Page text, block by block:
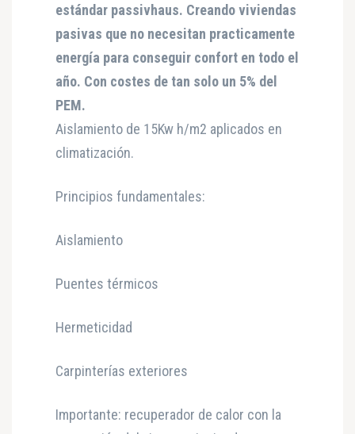
estándar passivhaus. Creando viviendas
pasivas que no necesitan practicamente
energía para conseguir confort en todo el
año. Con costes de tan solo un 5% del
PEM.
Aislamiento de 15Kw h/m2 aplicados en
climatización.
Principios fundamentales:
Aislamiento
Puentes térmicos
Hermeticidad
Carpinterías exteriores
Importante: recuperador de calor con la